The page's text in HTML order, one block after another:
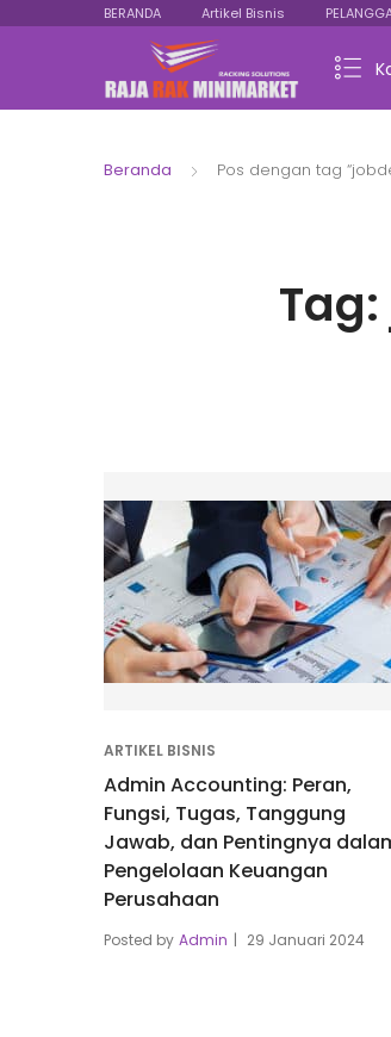
BERANDA Artikel Bisnis
Beranda Pos dengan tag
Tag:
ARTIKEL BISNIS
Admin Accounting: Peran,
Fungsi, Tugas, Tanggung
Jawab, dan Pentingnya
Pengelolaan Keuangan
Perusahaan
Posted by Admin 29 Januari 2024